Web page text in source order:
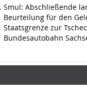
Smul: Abschließende
Beurteilung für den
Staatsgrenze zur
Bundesautobahn